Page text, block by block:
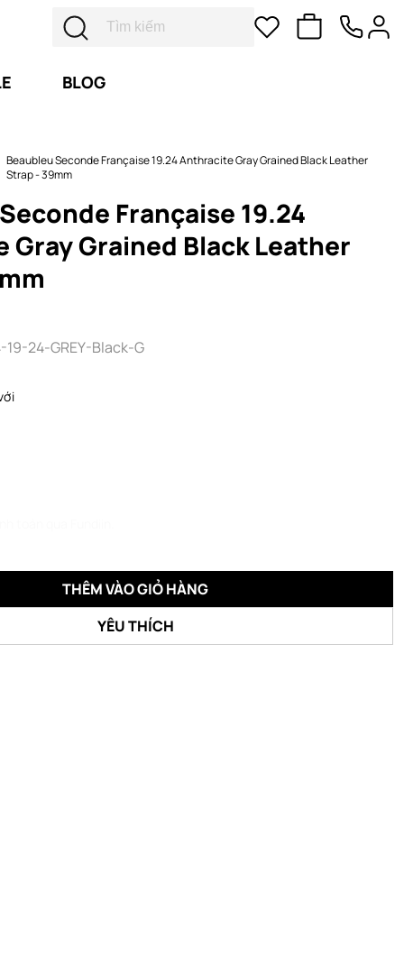
BLOG
Beaubleu Seconde Française 19.24 Anthracite Gray Grained Black Leather
Strap - 39mm
Française 19.24
Grained Black Leather
19-24-GREY-Black-G
THÊM VÀO GIỎ HÀNG
YÊU THÍCH